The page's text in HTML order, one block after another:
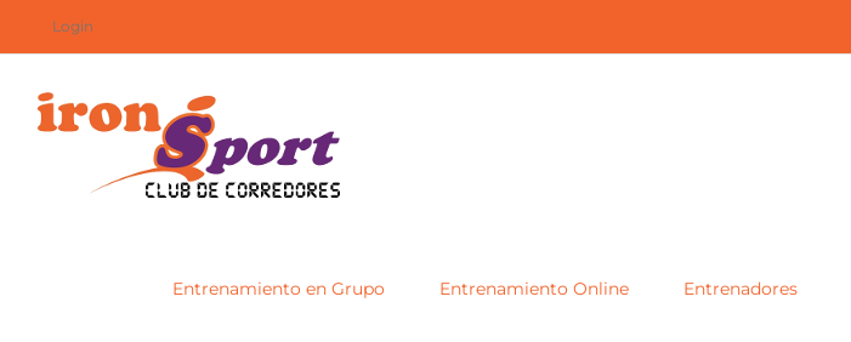
Saltar
al
Login
Entrenamiento en Grupo Entrenamiento Online Entrenadores